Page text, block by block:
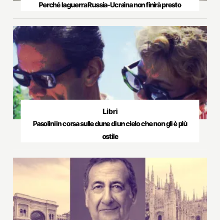
Perché la guerra Russia-Ucraina non finirà presto
Libri
Pasolini in corsa sulle dune di un cielo che non gli è più
ostile